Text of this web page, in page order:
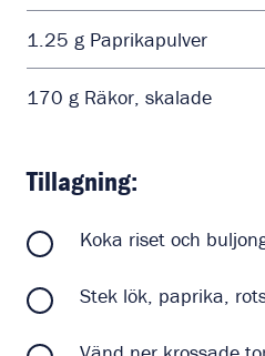
1.25 g Paprikapulver
170 g Räkor, skalade
Tillagning:
Koka riset och
Stek lök, paprika,